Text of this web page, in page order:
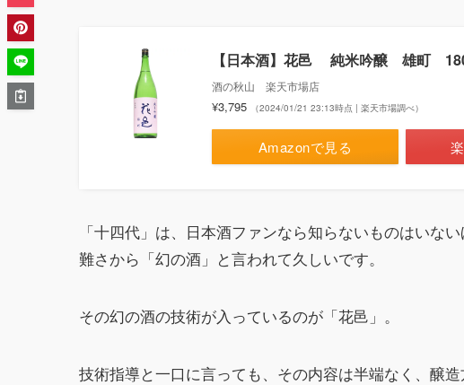
【日本酒】花邑 純米吟醸 雄町
酒の秋山 楽天市場店
¥3,795 （2024/01/21 23:13時点 | 楽天市場調べ）
Amazonで見る
「十四代」は、日本酒ファンなら知らないものはいな
難さから「幻の酒」と言われて久しいです。
その幻の酒の技術が入っているのが「花邑」。
技術指導と一口に言っても、その内容は半端なく、醸